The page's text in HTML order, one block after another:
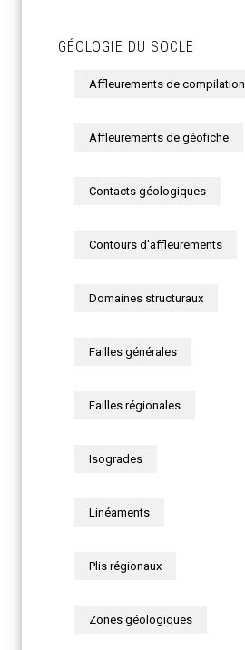
GÉOLOGIE DU SOCLE
Affleurements de compilation
Affleurements de géofiche
Contacts géologiques
Contours d'affleurements
Domaines structuraux
Failles générales
Failles régionales
Isogrades
Linéaments
Plis régionaux
Zones géologiques